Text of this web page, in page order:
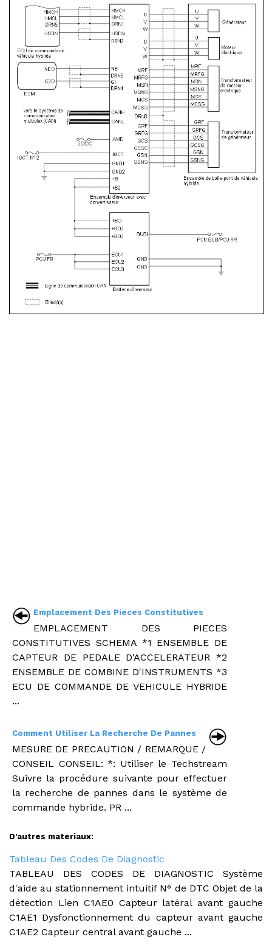
Emplacement Des Pieces Constitutives
EMPLACEMENT DES PIECES
CONSTITUTIVES SCHEMA *1 ENSEMBLE DE
CAPTEUR DE PEDALE D'ACCELERATEUR *2
ENSEMBLE DE COMBINE D'INSTRUMENTS *3
ECU DE COMMANDE DE VEHICULE HYBRIDE
...
Comment Utiliser La Recherche De Pannes
MESURE DE PRECAUTION / REMARQUE /
CONSEIL CONSEIL: *: Utiliser le Techstream
Suivre la procédure suivante pour effectuer
la recherche de pannes dans le système de
commande hybride. PR ...
D'autres materiaux:
Tableau Des Codes De Diagnostic
TABLEAU DES CODES DE DIAGNOSTIC Système
d'aide au stationnement intuitif N° de DTC Objet de la
détection Lien C1AE0 Capteur latéral avant gauche
C1AE1 Dysfonctionnement du capteur avant gauche
C1AE2 Capteur central avant gauche ...